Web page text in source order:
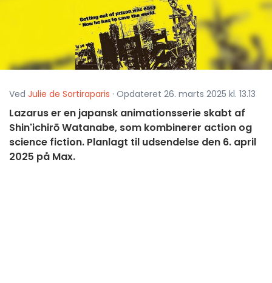
Ved Julie de Sortiraparis · Opdateret 26. marts 2025 kl. 13.13
Lazarus er en japansk animationsserie skabt af
Shin'ichirō Watanabe, som kombinerer action og
science fiction. Planlagt til udsendelse den 6. april
2025 på Max.